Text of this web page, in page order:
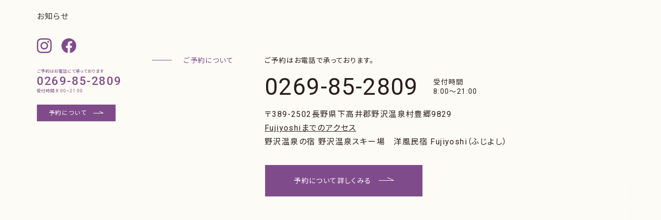
ご予約はお電話にて承っております
0269-85-2809
受付時間 8:00~21:00
予約について
ご予約はお電話で承っております。
0269-85-2809
受付時間
8:00〜21:00
〒389-2502 長野県下高井郡野沢温泉村豊郷9829
Fujiyoshiまでのアクセス
野沢温泉の宿 野沢温泉スキー場 洋風民宿 Fujiyoshi（ふじよし）
予約について詳しくみる